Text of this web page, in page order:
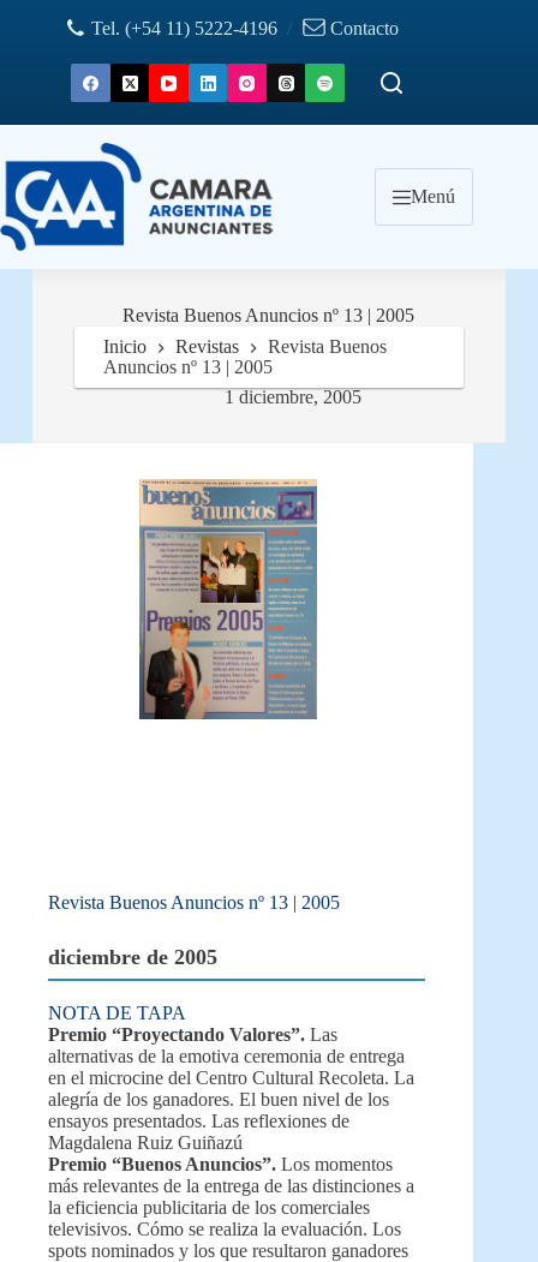
Tel. (+54 11) 5222-4196 / Contacto
Menú
Revista Buenos Anuncios nº 13 | 2005
1 diciembre, 2005
Inicio Revistas
Revista Buenos
Anuncios nº 13 | 2005
Revista Buenos Anuncios nº 13 | 2005
diciembre de 2005
NOTA DE TAPA
Premio “Proyectando Valores”. Las
alternativas de la emotiva ceremonia de entrega
en el microcine del Centro Cultural Recoleta. La
alegría de los ganadores. El buen nivel de los
ensayos presentados. Las reflexiones de
Magdalena Ruiz Guiñazú
Premio “Buenos Anuncios”. Los momentos
más relevantes de la entrega de las distinciones a
la eficiencia publicitaria de los comerciales
televisivos. Cómo se realiza la evaluación. Los
spots nominados y los que resultaron ganadores